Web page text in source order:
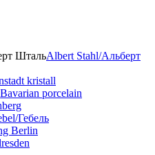
Albert Stahl/Альбеpт
kristall
Bavarian porcelain
Гебель
Berlin